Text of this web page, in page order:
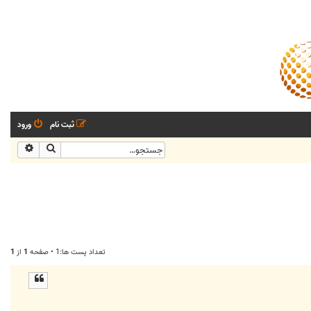
ورود ثبت نام
جستجو
تعداد پست ها:1 • صفحه 1 از 1